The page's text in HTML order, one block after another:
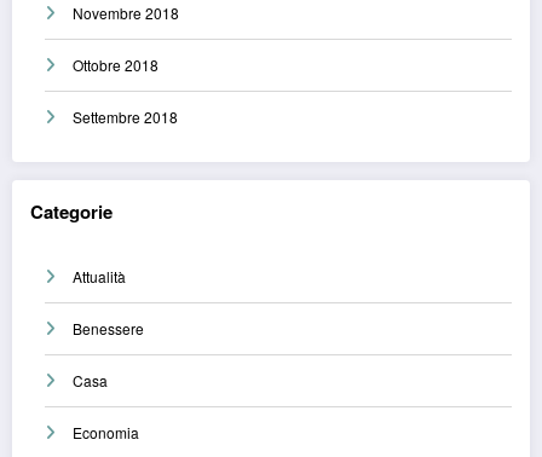
Novembre 2018
Ottobre 2018
Settembre 2018
Categorie
Attualità
Benessere
Casa
Economia